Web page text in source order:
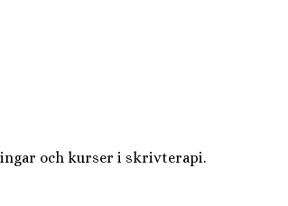
och kurser i skrivterapi.